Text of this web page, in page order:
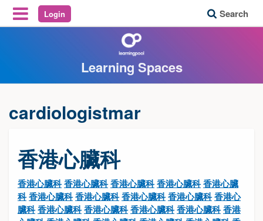
Reveal Off-Canvas Navigation
Login Search
Learning Spaces
cardiologistmar
香港心臟科
香港心臟科香港心臟科香港心臟科香港心臟科香港心臟
科香港心臟科香港心臟科香港心臟科香港心臟科香港心
臟科香港心臟科香港心臟科香港心臟科香港心臟科香港